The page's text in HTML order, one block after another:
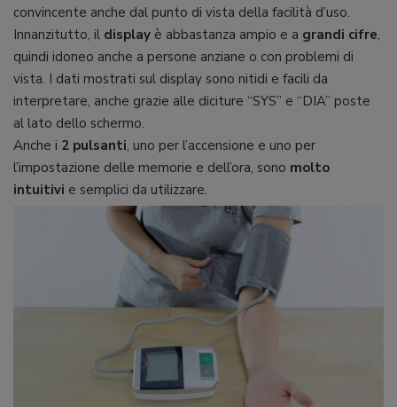
convincente anche dal punto di vista della facilità d’uso.
Innanzitutto, il display è abbastanza ampio e a grandi cifre,
quindi idoneo anche a persone anziane o con problemi di
vista. I dati mostrati sul display sono nitidi e facili da
interpretare, anche grazie alle diciture “SYS” e “DIA” poste
al lato dello schermo.
Anche i 2 pulsanti, uno per l’accensione e uno per
l’impostazione delle memorie e dell’ora, sono molto
intuitivi e semplici da utilizzare.